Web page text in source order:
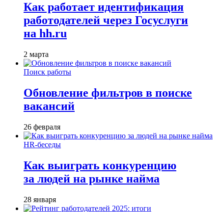
Как работает идентификация
работодателей через Госуслуги
на hh.ru
2 марта
Поиск работы
Обновление фильтров в поиске
вакансий
26 февраля
HR-беседы
Как выиграть конкуренцию
за людей на рынке найма
28 января